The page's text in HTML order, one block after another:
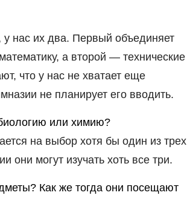
нас их два. Первый объединяет
а второй — технические
что у нас не хватает еще
не планирует его вводить.
или химию?
на выбор хотя бы один из трех
могут изучать хоть все три.
Как же тогда они посещают